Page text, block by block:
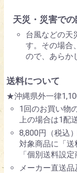
天災・災害で
台風などの天
す。その場合
ので、あらか
送料について
★沖縄県外一律
1回のお買い
上の場合は1配
8,800円（税込
対象商品に「送
「個別送料設
メーカー直送